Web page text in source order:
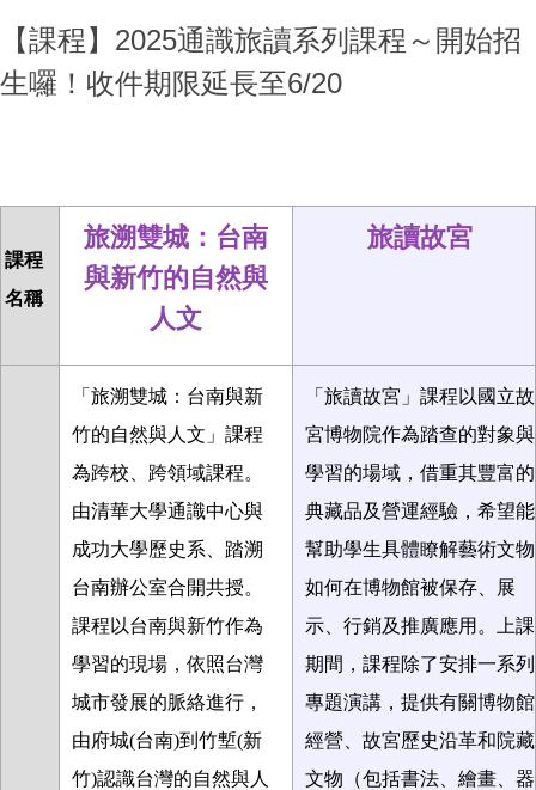
【課程】2025通識旅讀系列課程～開始招
生囉！收件期限延長至6/20
課程
名稱
旅溯雙城：台南
與新竹的自然與
人文
旅讀故宮
「旅溯雙城：台南與新
竹的自然與人文」課程
為跨校、跨領域課程。
由清華大學通識中心與
成功大學歷史系、踏溯
台南辦公室合開共授。
課程以台南與新竹作為
學習的現場，依照台灣
城市發展的脈絡進行，
由府城(台南)到竹塹(新
竹)認識台灣的自然與人
「旅讀故宮」課程以國立故
宮博物院作為踏查的對象與
學習的場域，借重其豐富的
典藏品及營運經驗，希望能
幫助學生具體瞭解藝術文物
如何在博物館被保存、展
示、行銷及推廣應用。上課
期間，課程除了安排一系列
專題演講，提供有關博物館
經營、故宮歷史沿革和院藏
文物（包括書法、繪畫、器